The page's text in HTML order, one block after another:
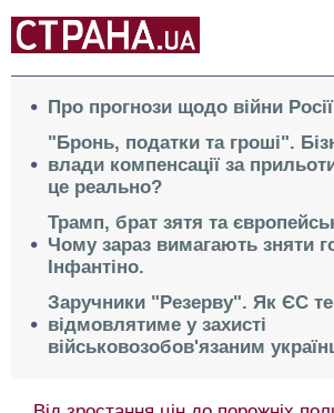
Про прогнози щодо війни
"Бронь, податки та гроші".
влади компенсації за
це реально?
Трамп, брат зятя та
Чому зараз вимагають зняти
Інфантіно.
Заручники "Резерву". Як ЄС
відмовлятиме у захисті
військовозобов'язаним